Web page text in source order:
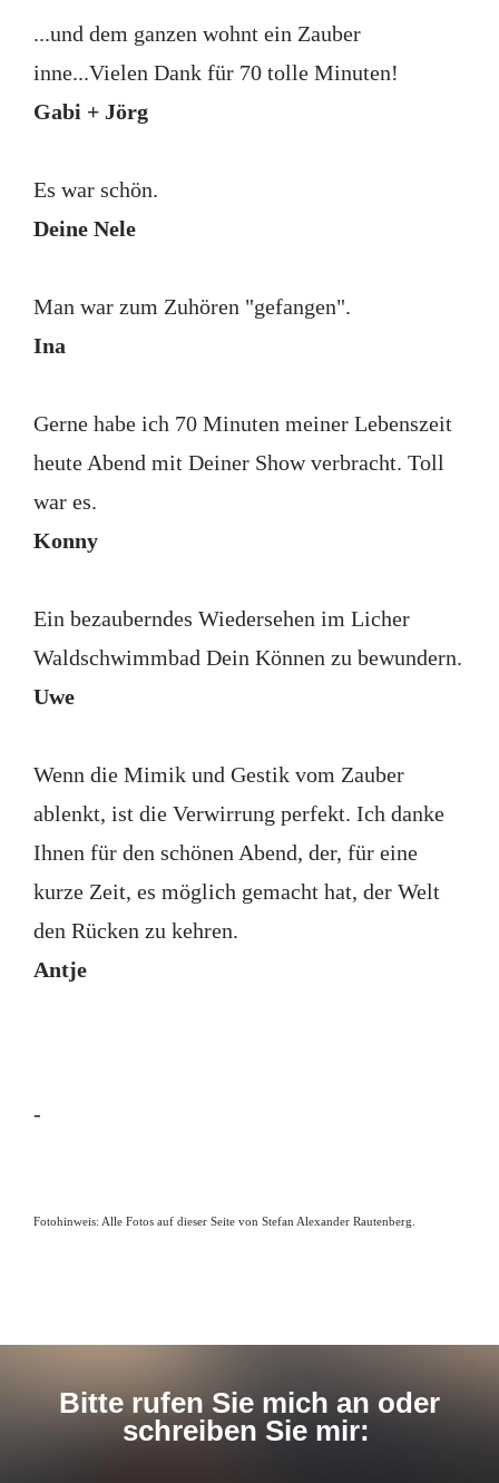
...und dem ganzen wohnt ein Zauber
inne...Vielen Dank für 70 tolle Minuten!
Gabi + Jörg
Es war schön.
Deine Nele
Man war zum Zuhören "gefangen".
Ina
Gerne habe ich 70 Minuten meiner Lebenszeit
heute Abend mit Deiner Show verbracht. Toll
war es.
Konny
Ein bezauberndes Wiedersehen im Licher
Waldschwimmbad Dein Können zu bewundern.
Uwe
Wenn die Mimik und Gestik vom Zauber
ablenkt, ist die Verwirrung perfekt. Ich danke
Ihnen für den schönen Abend, der, für eine
kurze Zeit, es möglich gemacht hat, der Welt
den Rücken zu kehren.
Antje
-
Fotohinweis: Alle Fotos auf dieser Seite von Stefan Alexander Rautenberg.
Bitte rufen Sie mich an oder
schreiben Sie mir: